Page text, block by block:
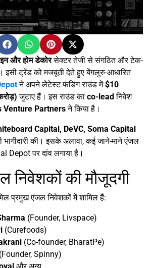
और होम डेकोरसेक्टर तेजी से संगठित और टेक-
इसी ट्रेंड को मजबूती देते हुए बेंगलुरु-आधारित
ने अपने लेटेस्ट फंडिंग राउंड में$10
जुटाए हैं। इस राउंड का co-lead निवेश
Venture Partnersने किया है।
Capital, DeVC, Soma Capital
भागीदारी की। इसके अलावा, कई जाने-माने एंजल
Depot पर दांव लगाया है।
निवेशकों की मौजूदगी
प्रमुख एंजल निवेशकों में शामिल हैं:
(Founder, Livspace)
(Curefoods)
(Co-founder, BharatPe)
(Founder, Spinny)